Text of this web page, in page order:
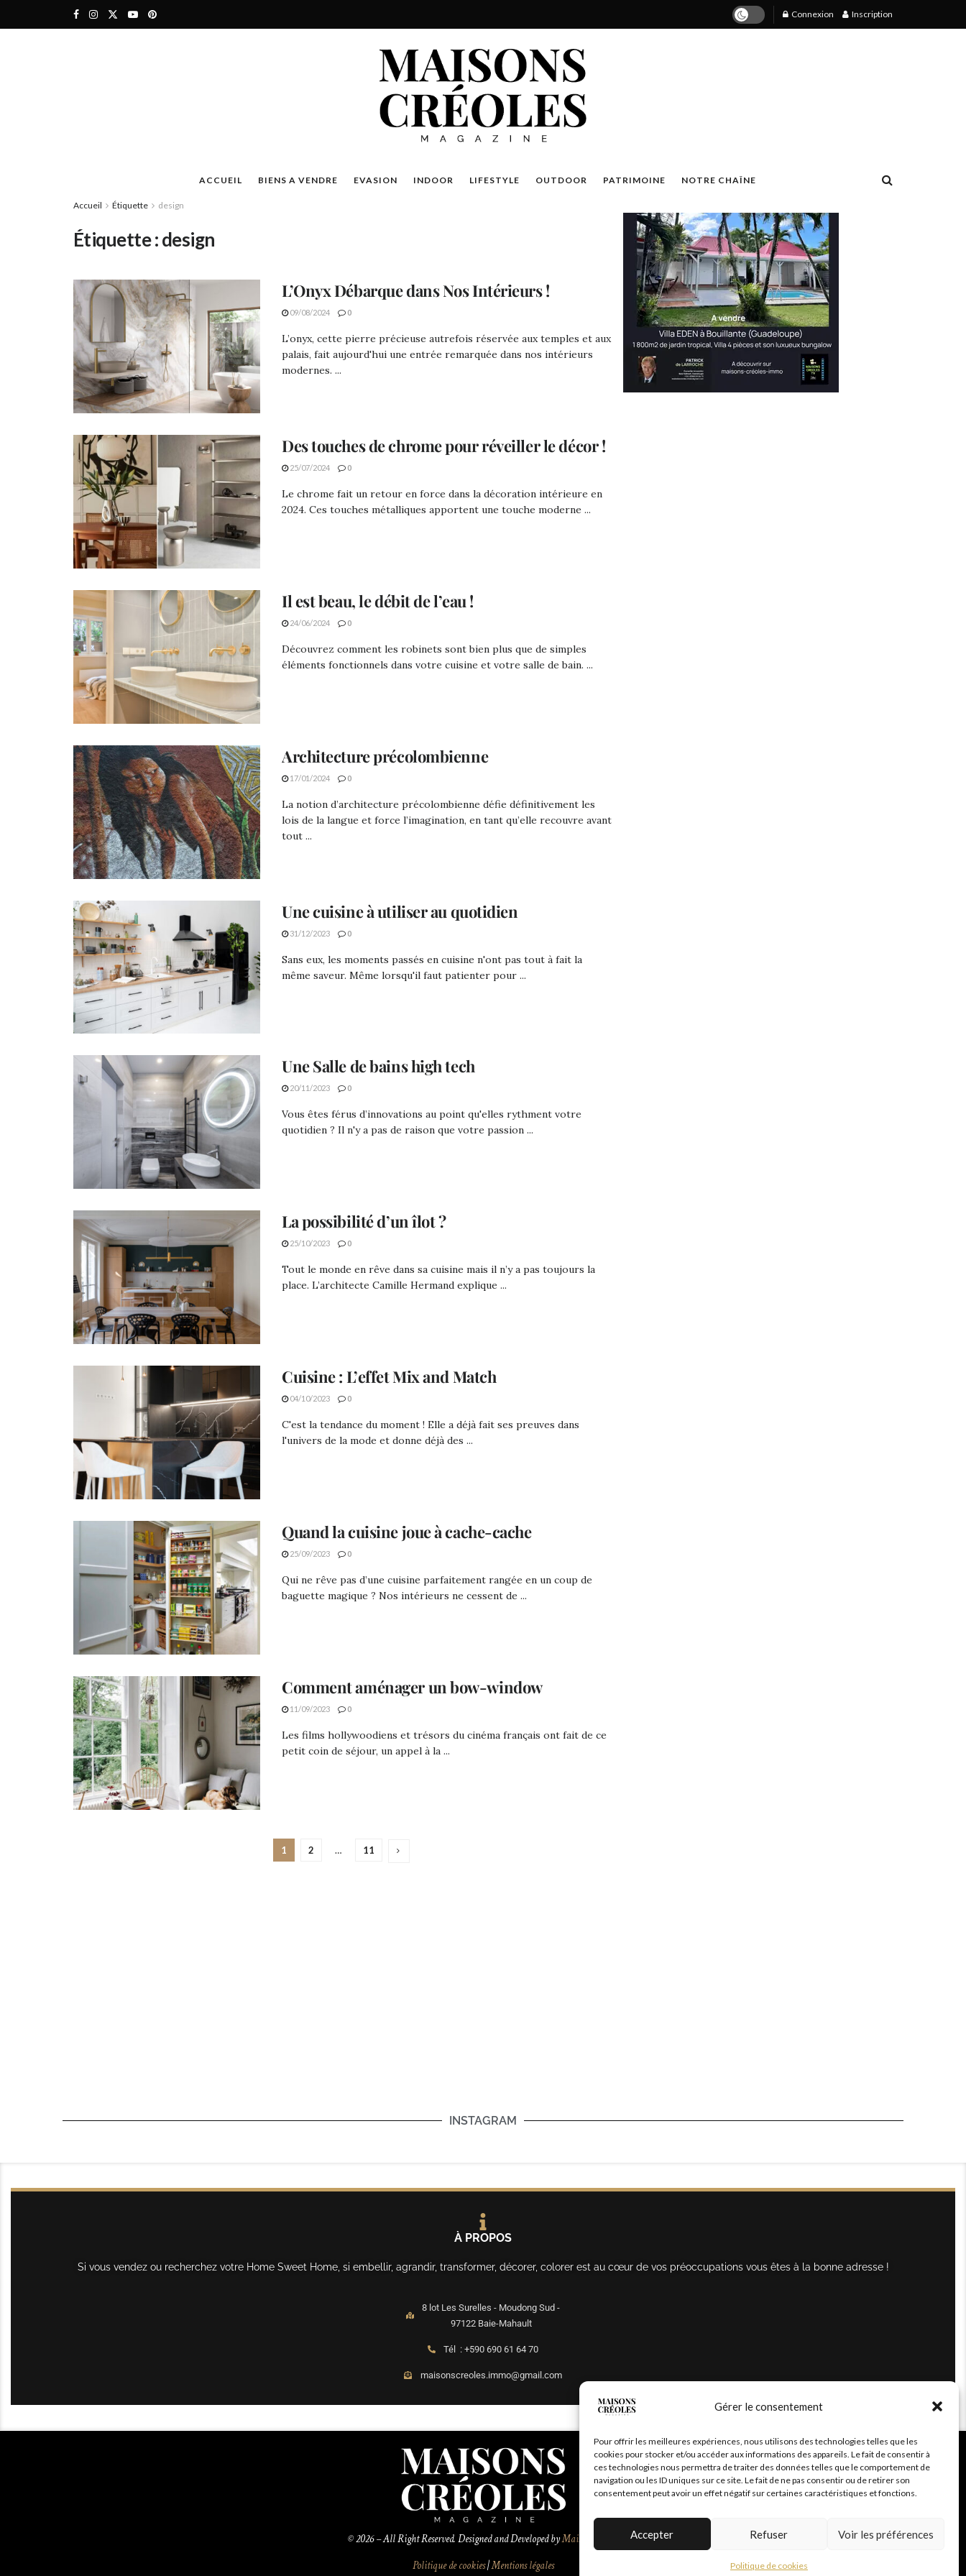
Gérer le consentement
Pour offrir les meilleures expériences, nous utilisons des technologies telles que les
cookies pour stocker et/ou accéder aux informations des appareils. Le fait de consentir à
ces technologies nous permettra de traiter des données telles que le comportement de
navigation ou les ID uniques sur ce site. Le fait de ne pas consentir ou de retirer son
consentement peut avoir un effet négatif sur certaines caractéristiques et fonctions.
Accepter Refuser Voir les préférences
Politique de cookies
Connexion Inscription
ACCUEIL BIENS A VENDRE EVASION INDOOR LIFESTYLE OUTDOOR PATRIMOINE NOTRE CHAÎNE
Accueil Étiquette design
Étiquette :design
L’Onyx Débarque dans Nos Intérieurs !
09/08/2024 0
L’onyx, cette pierre précieuse autrefois réservée aux temples et aux
palais, fait aujourd'hui une entrée remarquée dans nos intérieurs
modernes. ...
Des touches de chrome pour réveiller le décor !
25/07/2024 0
Le chrome fait un retour en force dans la décoration intérieure en
2024. Ces touches métalliques apportent une touche moderne ...
Il est beau, le débit de l’eau !
24/06/2024 0
Découvrez comment les robinets sont bien plus que de simples
éléments fonctionnels dans votre cuisine et votre salle de bain. ...
Architecture précolombienne
17/01/2024 0
La notion d’architecture précolombienne défie définitivement les
lois de la langue et force l’imagination, en tant qu’elle recouvre avant
tout ...
Une cuisine à utiliser au quotidien
31/12/2023 0
Sans eux, les moments passés en cuisine n'ont pas tout à fait la
même saveur. Même lorsqu'il faut patienter pour ...
Une Salle de bains high tech
20/11/2023 0
Vous êtes férus d’innovations au point qu'elles rythment votre
quotidien ? Il n'y a pas de raison que votre passion ...
La possibilité d’un îlot ?
25/10/2023 0
Tout le monde en rêve dans sa cuisine mais il n’y a pas toujours la
place. L’architecte Camille Hermand explique ...
Cuisine : L’effet Mix and Match
04/10/2023 0
C'est la tendance du moment ! Elle a déjà fait ses preuves dans
l'univers de la mode et donne déjà des ...
Quand la cuisine joue à cache-cache
25/09/2023 0
Qui ne rêve pas d’une cuisine parfaitement rangée en un coup de
baguette magique ? Nos intérieurs ne cessent de ...
Comment aménager un bow-window
11/09/2023 0
Les films hollywoodiens et trésors du cinéma français ont fait de ce
petit coin de séjour, un appel à la ...
1 2 … 11
INSTAGRAM
À PROPOS
Si vous vendez ou recherchez votre Home Sweet Home, si embellir, agrandir, transformer, décorer, colorer est au cœur de vos préoccupations vous êtes à la bonne adresse !
8 lot Les Surelles - Moudong Sud -
97122 Baie-Mahault
Tél : +590 690 61 64 70
maisonscreoles.immo@gmail.com
© 2026 – All Right Reserved. Designed and Developed byMaisonCréoles
Politique de cookies|Mentions légales